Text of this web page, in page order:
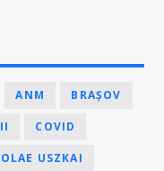
ANM BRAȘOV
COVID
USZKAI